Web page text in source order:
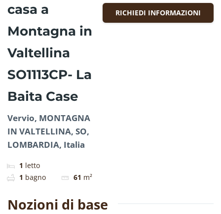
casa a
Montagna in
Valtellina
SO1113CP- La
Baita Case
Vervio, MONTAGNA
IN VALTELLINA, SO,
LOMBARDIA, Italia
1 letto
1 bagno 61 m²
RICHIEDI INFORMAZIONI
Nozioni di base